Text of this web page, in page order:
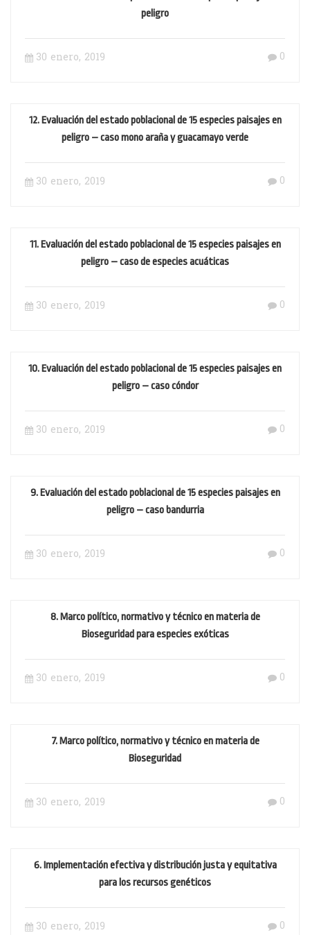
peligro
30 enero, 2019 0
12. Evaluación del estado poblacional de 15 especies paisajes en
peligro – caso mono araña y guacamayo verde
30 enero, 2019 0
11. Evaluación del estado poblacional de 15 especies paisajes en
peligro – caso de especies acuáticas
30 enero, 2019 0
10. Evaluación del estado poblacional de 15 especies paisajes en
peligro – caso cóndor
30 enero, 2019 0
9. Evaluación del estado poblacional de 15 especies paisajes en
peligro – caso bandurria
30 enero, 2019 0
8. Marco político, normativo y técnico en materia de
Bioseguridad para especies exóticas
30 enero, 2019 0
7. Marco político, normativo y técnico en materia de
Bioseguridad
30 enero, 2019 0
6. Implementación efectiva y distribución justa y equitativa
para los recursos genéticos
30 enero, 2019 0